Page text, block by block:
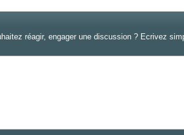
réagir, engager une discussion ? Ecrivez